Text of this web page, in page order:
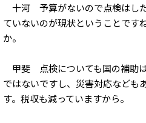
十河 予算がないので点検はし
ていないのが現状ということです
か。
甲斐 点検についても国の補助
ではないですし、災害対応なども
す。税収も減っていますから。